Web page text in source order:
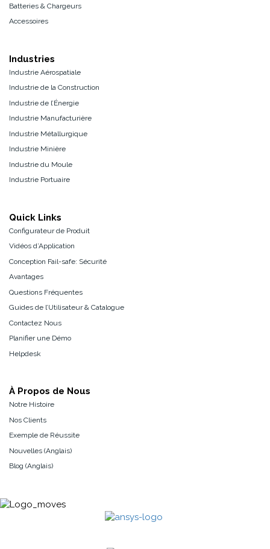
Batteries & Chargeurs
Accessoires
Industries
Industrie Aérospatiale
Industrie de la Construction
Industrie de l’Énergie
Industrie Manufacturière
Industrie Métallurgique
Industrie Minière
Industrie du Moule
Industrie Portuaire
Quick Links
Configurateur de Produit
Vidéos d’Application
Conception Fail-safe: Sécurité
Avantages
Questions Fréquentes
Guides de l’Utilisateur & Catalogue
Contactez Nous
Planifier une Démo
Helpdesk
À Propos de Nous
Notre Histoire
Nos Clients
Exemple de Réussite
Nouvelles (Anglais)
Blog (Anglais)